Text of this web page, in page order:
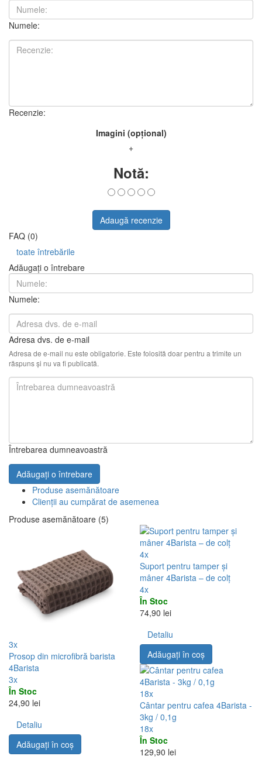
Numele:
Recenzie:
Imagini (opțional)
+
Notă:
Adaugă recenzie
FAQ (0)
toate întrebările
Adăugați o întrebare
Numele:
Adresa dvs. de e-mail
Adresa de e-mail nu este obligatorie. Este folosită doar pentru a trimite un
răspuns și nu va fi publicată.
Întrebarea dumneavoastră
Adăugați o întrebare
Produse asemănătoare
Clienții au cumpărat de asemenea
Produse asemănătoare (5)
3x
Prosop din microfibră barista
4Barista
3x
În Stoc
24,90 lei
Detaliu
Adăugați în coş
4x
Suport pentru tamper și
mâner 4Barista – de colț
4x
În Stoc
74,90 lei
Detaliu
Adăugați în coş
18x
Cântar pentru cafea 4Barista -
3kg / 0,1g
18x
În Stoc
129,90 lei